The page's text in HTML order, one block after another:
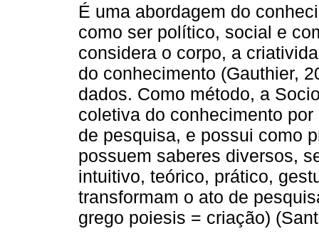
É uma abordagem do
como ser político, social e
considera o corpo, a
do conhecimento (Gauthier,
dados. Como método, a
coletiva do conhecimento
de pesquisa, e possui como
possuem saberes diversos,
intuitivo, teórico, prático,
transformam o ato de
grego poiesis = criação)